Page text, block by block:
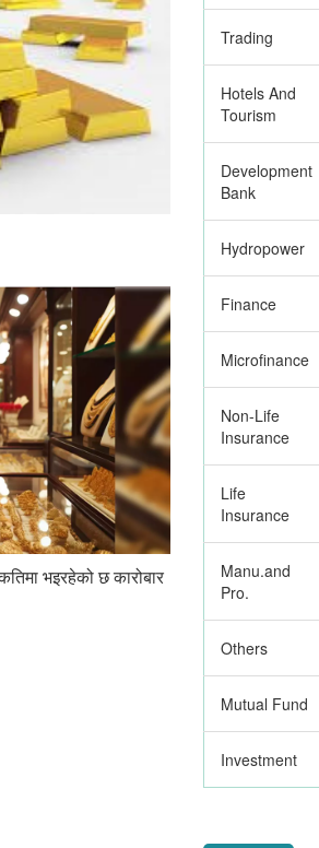
भइरहेको छ कारोबार
Trading
Hotels And
Tourism
Development
Bank
Hydropower
Finance
Microfinance
Non-Life
Insurance
Life
Insurance
Manu.and
Pro.
Others
Mutual Fund
Investment